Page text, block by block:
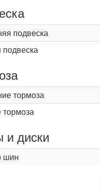
подвеска
тормоза
диски
шин